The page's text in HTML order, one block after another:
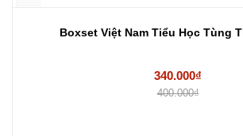
Boxset Việt Nam Tiểu Học Tùng
340.000₫
400.000₫